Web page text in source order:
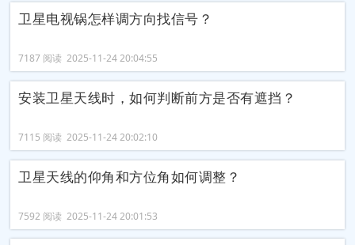
卫星电视锅怎样调方向找信号？
7187 阅读 2025-11-24 20:04:55
安装卫星天线时，如何判断前方是否有遮挡？
7115 阅读 2025-11-24 20:02:10
卫星天线的仰角和方位角如何调整？
7592 阅读 2025-11-24 20:01:53